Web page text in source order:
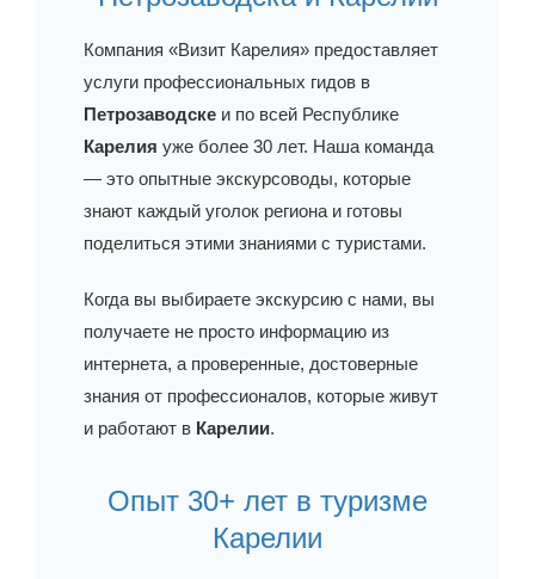
Компания «Визит Карелия» предоставляет
услуги профессиональных гидов в
Петрозаводске и по всей Республике
Карелия уже более 30 лет. Наша команда
— это опытные экскурсоводы, которые
знают каждый уголок региона и готовы
поделиться этими знаниями с туристами.
Когда вы выбираете экскурсию с нами, вы
получаете не просто информацию из
интернета, а проверенные, достоверные
знания от профессионалов, которые живут
и работают в Карелии.
Опыт 30+ лет в туризме
Карелии